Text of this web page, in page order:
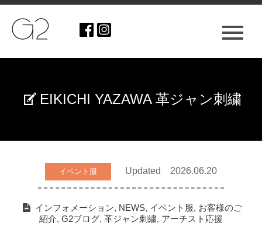
EIKICHI YAZAWA 革ジャン刺繍
イベント服 Updated 2026.06.20
インフォメーション, NEWS, イベント服, お客様のご
紹介, G2ブログ, 革ジャン刺繍, アーチスト応援